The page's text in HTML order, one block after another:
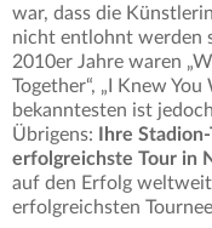
war, dass die
nicht entlohnt werden
2010er Jahre waren
Together“, „I Knew You
bekanntesten ist
Übrigens:
Ihre
erfolgreichste Tour in
auf den Erfolg
erfolgreichsten